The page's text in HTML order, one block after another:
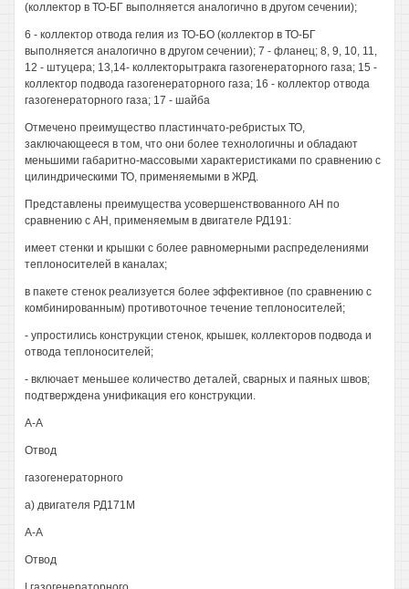
(коллектор в ТО-БГ выполняется аналогично в другом сечении);
6 - коллектор отвода гелия из ТО-БО (коллектор в ТО-БГ
выполняется аналогично в другом сечении); 7 - фланец; 8, 9, 10, 11,
12 - штуцера; 13,14- коллекторытракга газогенераторного газа; 15 -
коллектор подвода газогенераторного газа; 16 - коллектор отвода
газогенераторного газа; 17 - шайба
Отмечено преимущество пластинчато-ребристых ТО,
заключающееся в том, что они более технологичны и обладают
меньшими габаритно-массовыми характеристиками по сравнению с
цилиндрическими ТО, применяемыми в ЖРД.
Представлены преимущества усовершенствованного АН по
сравнению с АН, применяемым в двигателе РД191:
имеет стенки и крышки с более равномерными распределениями
теплоносителей в каналах;
в пакете стенок реализуется более эффективное (по сравнению с
комбинированным) противоточное течение теплоносителей;
- упростились конструкции стенок, крышек, коллекторов подвода и
отвода теплоносителей;
- включает меньшее количество деталей, сварных и паяных швов;
подтверждена унификация его конструкции.
А-А
Отвод
газогенераторного
а) двигателя РД171М
А-А
Отвод